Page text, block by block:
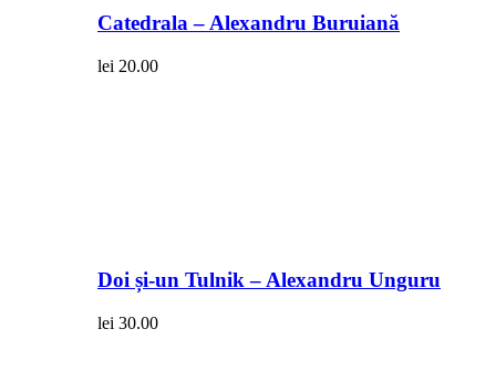
Catedrala – Alexandru Buruiană
lei 20.00
Doi și-un Tulnik – Alexandru Unguru
lei 30.00